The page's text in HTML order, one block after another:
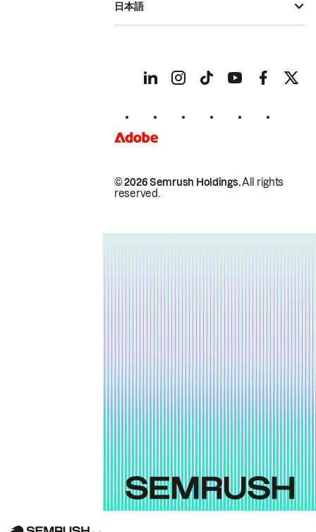
© 2026 Semrush Holdings.All rights
reserved.
日本語